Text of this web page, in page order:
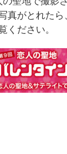
真がとれた
ださい。